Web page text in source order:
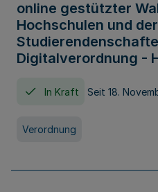
online gestützter
Hochschulen und der
Digitalverordnung -
In Kraft Seit 18.
Verordnung